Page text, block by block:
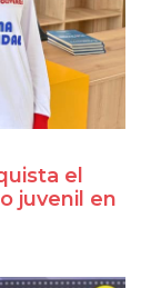
el
juvenil en